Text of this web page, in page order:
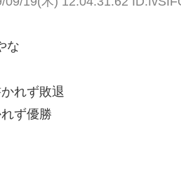
な
れず敗退
ず優勝